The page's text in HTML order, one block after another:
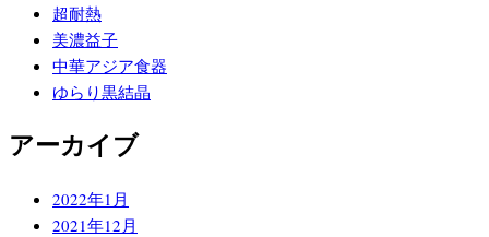
超耐熱
美濃益子
中華アジア食器
ゆらり黒結晶
アーカイブ
2022年1月
2021年12月